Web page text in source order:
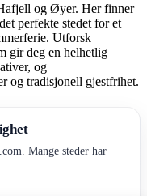
og Øyer. Her finner
perfekte stedet for et
Utforsk
gir deg en helhetlig
og
og tradisjonell gjestfrihet.
Mange steder har